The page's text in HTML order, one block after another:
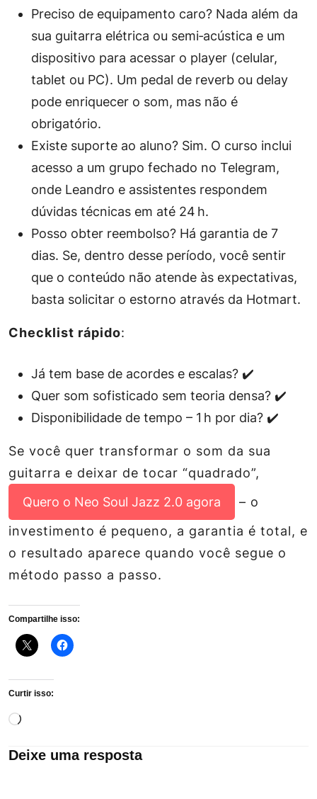
Preciso de equipamento caro? Nada além da
sua guitarra elétrica ou semi‑acústica e um
dispositivo para acessar o player (celular,
tablet ou PC). Um pedal de reverb ou delay
pode enriquecer o som, mas não é
obrigatório.
Existe suporte ao aluno? Sim. O curso inclui
acesso a um grupo fechado no Telegram,
onde Leandro e assistentes respondem
dúvidas técnicas em até 24 h.
Posso obter reembolso? Há garantia de 7
dias. Se, dentro desse período, você sentir
que o conteúdo não atende às expectativas,
basta solicitar o estorno através da Hotmart.
Checklist rápido:
Já tem base de acordes e escalas? ✔️
Quer som sofisticado sem teoria densa? ✔️
Disponibilidade de tempo – 1 h por dia? ✔️
Se você quer transformar o som da sua
guitarra e deixar de tocar “quadrado”,
Quero o Neo Soul Jazz 2.0 agora
– o
investimento é pequeno, a garantia é total, e
o resultado aparece quando você segue o
método passo a passo.
Compartilhe isso:
Curtir isso:
Carregando...
Deixe uma resposta